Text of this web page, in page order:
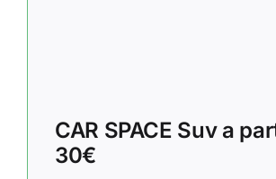
CAR SPACE Suv a
30€